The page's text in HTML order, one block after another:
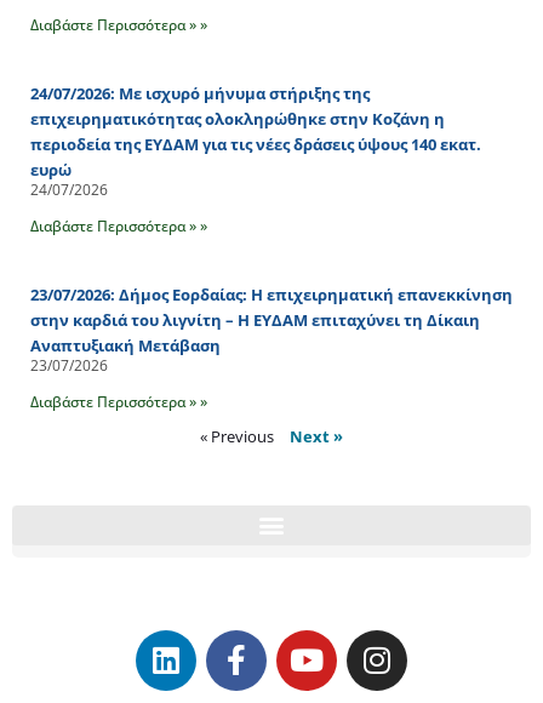
Διαβάστε Περισσότερα » »
24/07/2026: Με ισχυρό μήνυμα στήριξης της
επιχειρηματικότητας ολοκληρώθηκε στην Κοζάνη η
περιοδεία της ΕΥΔΑΜ για τις νέες δράσεις ύψους 140 εκατ.
ευρώ
24/07/2026
Διαβάστε Περισσότερα » »
23/07/2026: Δήμος Εορδαίας: Η επιχειρηματική επανεκκίνηση
στην καρδιά του λιγνίτη – Η ΕΥΔΑΜ επιταχύνει τη Δίκαιη
Αναπτυξιακή Μετάβαση
23/07/2026
Διαβάστε Περισσότερα » »
« Previous Next »